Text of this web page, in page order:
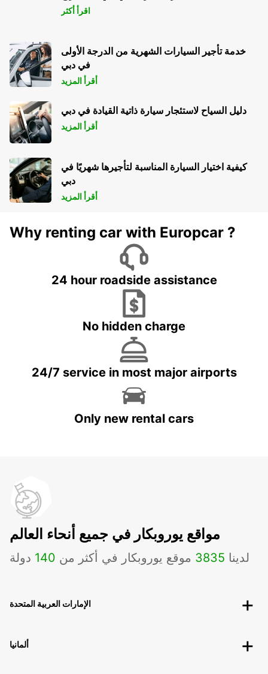
اقرأ أكثر
خدمة تأجير السيارات الشهرية من الدرجة الأولى
في دبي
أقرأ المزيد
دليل السياح لاستئجار سيارة ذاتية القيادة في دبي
أقرأ المزيد
كيفية اختيار السيارة المناسبة لتأجيرها شهريًا في
دبي
أقرأ المزيد
Why renting car with Europcar ?
24 hour roadside assistance
No hidden charge
24/7 service in most major airports
Only new rental cars
مواقع يوروبكار في جميع أنحاء العالم
لدينا 3835 موقع يوروبكار في أكثر من 140 دولة
الإمارات العربية المتحدة
ألمانيا